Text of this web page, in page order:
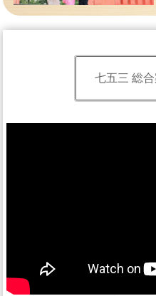
七五三 総